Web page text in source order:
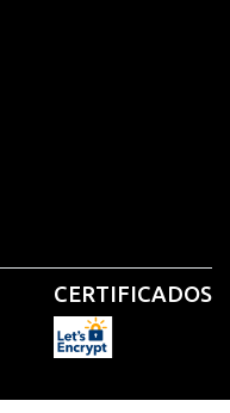
CERTIFICADOS